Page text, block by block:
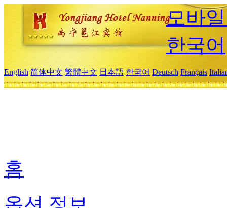
모바
한국어
English 简体中文 繁體中文 日本語 한국어 Deutsch Français
홈